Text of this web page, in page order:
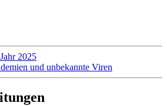
2025
und unbekannte Viren